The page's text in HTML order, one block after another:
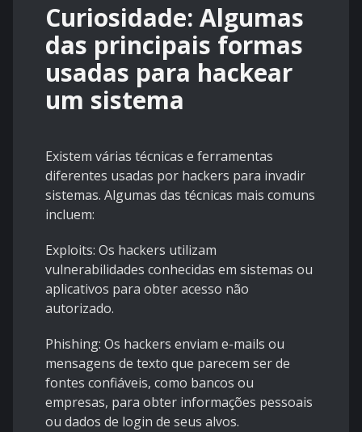
Curiosidade: Algumas
das principais formas
usadas para hackear
um sistema
Existem várias técnicas e ferramentas
diferentes usadas por hackers para invadir
sistemas. Algumas das técnicas mais comuns
incluem:
Exploits: Os hackers utilizam
vulnerabilidades conhecidas em sistemas ou
aplicativos para obter acesso não
autorizado.
Phishing: Os hackers enviam e-mails ou
mensagens de texto que parecem ser de
fontes confiáveis, como bancos ou
empresas, para obter informações pessoais
ou dados de login de seus alvos.